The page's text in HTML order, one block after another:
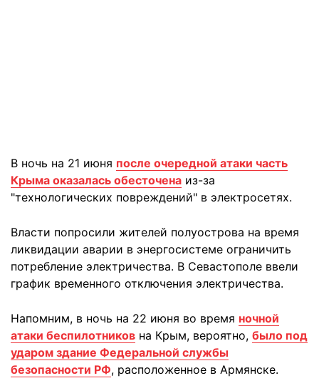
В ночь на 21 июня после очередной атаки часть
Крыма оказалась обесточена из-за
"технологических повреждений" в электросетях.
Власти попросили жителей полуострова на время
ликвидации аварии в энергосистеме ограничить
потребление электричества. В Севастополе ввели
график временного отключения электричества.
Напомним, в ночь на 22 июня во время ночной
атаки беспилотников на Крым, вероятно, было под
ударом здание Федеральной службы
безопасности РФ, расположенное в Армянске.